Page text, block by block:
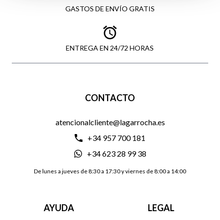
GASTOS DE ENVÍO GRATIS
ENTREGA EN 24/72 HORAS
CONTACTO
atencionalcliente@lagarrocha.es
+34 957 700 181
+34 623 28 99 38
De lunes a jueves de 8:30 a 17:30 y viernes de 8:00 a 14:00
AYUDA LEGAL